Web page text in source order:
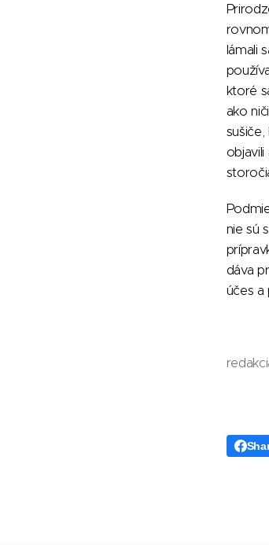
lámali
ktoré
ako
nie sú
dáva
účes a